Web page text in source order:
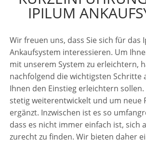
IPILUM
Wir freuen uns, dass Sie sich für das
Ankaufsystem interessieren. Um
mit unserem System zu erleichtern,
nachfolgend die wichtigsten Schritte
Ihnen den Einstieg erleichtern
stetig weiterentwickelt und um neue
ergänzt. Inzwischen ist es so
dass es nicht immer einfach ist, sich
zurecht zu finden. Wir bieten daher